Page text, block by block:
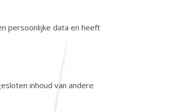
persoonlijke data en heeft
inhoud van andere